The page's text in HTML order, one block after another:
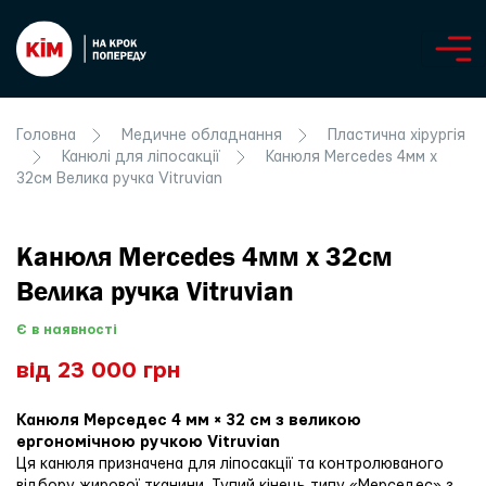
Головна Медичне обладнання
Пластична хірургія
Канюлі для ліпосакції
Канюля Mercedes 4мм х
32см Велика ручка Vitruvian
Канюля Mercedes 4мм х 32см
Велика ручка Vitruvian
Є в наявності
від 23 000 грн
Канюля Мерседес 4 мм × 32 см з великою
ергономічною ручкою Vitruvian
Ця канюля призначена для ліпосакції та контролюваного